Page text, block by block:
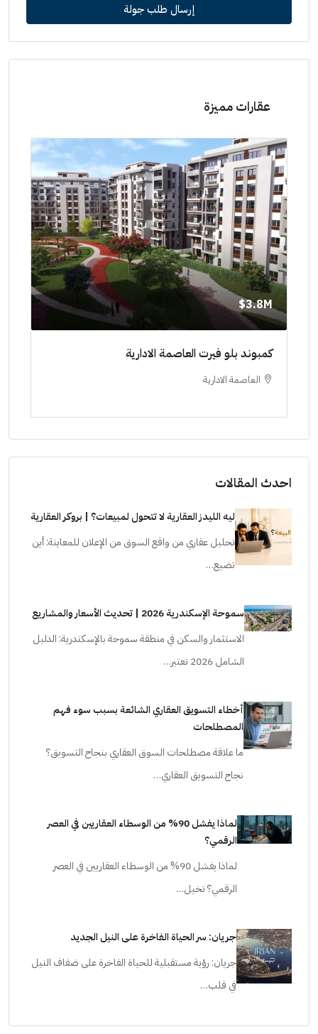
إرسال طلب جولة
عقارات مميزة
3.8M$
كمبوند بلو فيرت العاصمة الادارية
العاصمة الادارية
احدث المقالات
ليه الليدز العقارية لا تتحول لمبيعات؟ | بروكر العقارية
تحليل عقاري من واقع السوق من الإعلان للمعاينة: أين
تضيع…
سموحة الإسكندرية 2026 | تحديث الأسعار والمشاريع
الاستثمار والسكن في منطقة سموحة بالإسكندرية: الدليل
الشامل 2026 تعتبر…
أخطاء التسويق العقاري الشائعة بسبب سوء فهم
المصطلحات
ما علاقة مصطلحات السوق العقاري بنجاح التسويق؟
نجاح التسويق العقاري…
لماذا يفشل 90% من الوسطاء العقاريين في العصر
الرقمي؟
لماذا يفشل 90% من الوسطاء العقاريين في العصر
الرقمي؟ تخيل…
جريان: سر الحياة الفاخرة على النيل الجديد
جريان: رؤية مستقبلية للحياة الفاخرة على ضفاف النيل
في قلب…